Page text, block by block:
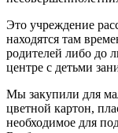
Это учреждение
находятся там
родителей либо до
центре с детьми
Мы закупили для
цветной картон,
необходимое для